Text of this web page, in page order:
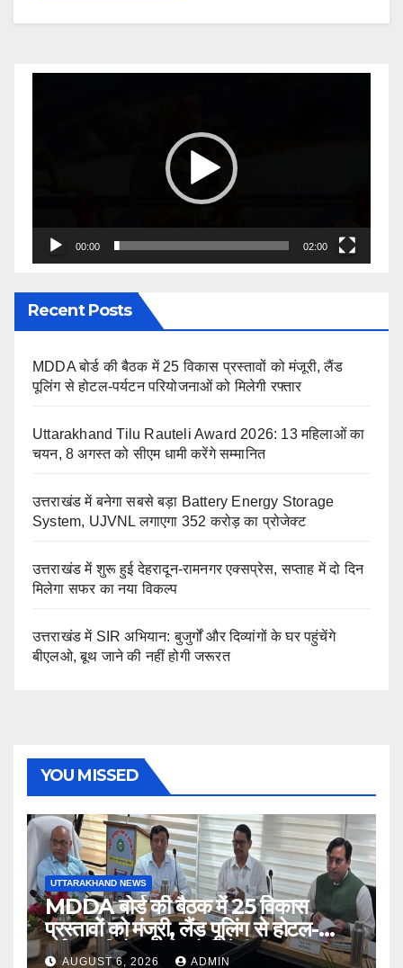
00:00 02:00
Recent Posts
MDDA बोर्ड की बैठक में 25 विकास प्रस्तावों को मंजूरी, लैंड
पूलिंग से होटल-पर्यटन परियोजनाओं को मिलेगी रफ्तार
Uttarakhand Tilu Rauteli Award 2026: 13 महिलाओं का
चयन, 8 अगस्त को सीएम धामी करेंगे सम्मानित
उत्तराखंड में बनेगा सबसे बड़ा Battery Energy Storage
System, UJVNL लगाएगा 352 करोड़ का प्रोजेक्ट
उत्तराखंड में शुरू हुई देहरादून-रामनगर एक्सप्रेस, सप्ताह में दो दिन
मिलेगा सफर का नया विकल्प
उत्तराखंड में SIR अभियान: बुजुर्गों और दिव्यांगों के घर पहुंचेंगे
बीएलओ, बूथ जाने की नहीं होगी जरूरत
YOU MISSED
UTTARAKHAND NEWS
MDDA बोर्ड की बैठक में 25 विकास
प्रस्तावों को मंजूरी, लैंड पूलिंग से होटल-
पर्यटन परियोजनाओं को मिलेगी रफ्तार
AUGUST 6, 2026 ADMIN